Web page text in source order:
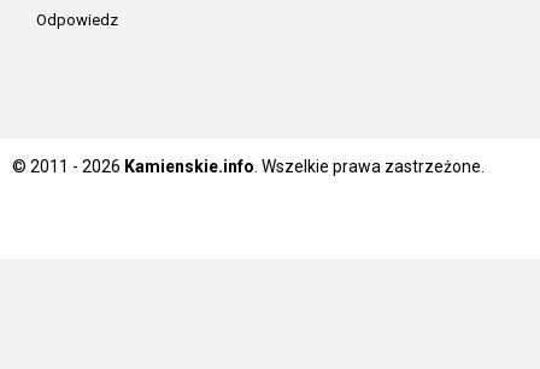
Odpowiedz
© 2011 - 2026 Kamienskie.info . Wszelkie prawa zastrzeżone.